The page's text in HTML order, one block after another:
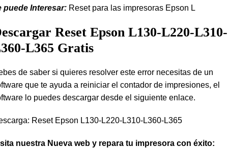
puede Interesar: Reset para las impresoras Epson L
Reset Epson L130-L220-L310-
L365 Gratis
de saber si quieres resolver este error necesitas de un
que te ayuda a reiniciar el contador de impresiones, el
lo puedes descargar desde el siguiente enlace.
Reset Epson L130-L220-L310-L360-L365
nuestra Nueva web y repara tu impresora con éxito: